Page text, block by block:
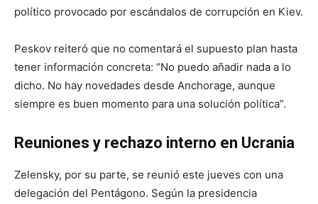
político provocado por escándalos de corrupción en Kiev.
Peskov reiteró que no comentará el supuesto plan hasta
tener información concreta: “No puedo añadir nada a lo
dicho. No hay novedades desde Anchorage, aunque
siempre es buen momento para una solución política”.
Reuniones y rechazo interno en Ucrania
Zelensky, por su parte, se reunió este jueves con una
delegación del Pentágono. Según la presidencia